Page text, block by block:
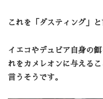
これを「 ダスティング」
イエコやデュビア自身の
れをカメレオンに与えるこ
言うそうです。